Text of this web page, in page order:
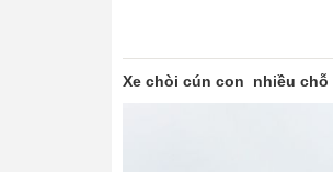
Xe chòi cún con nhiều chỗ